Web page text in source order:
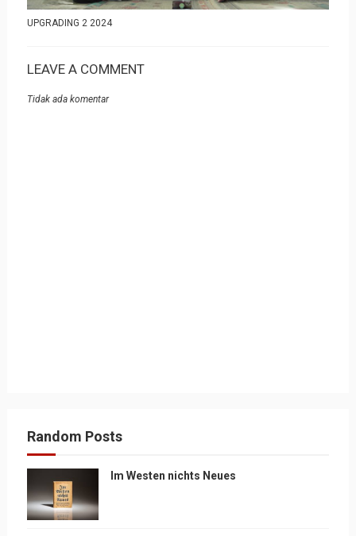
UPGRADING 2 2024
LEAVE A COMMENT
Tidak ada komentar
Random Posts
Im Westen nichts Neues